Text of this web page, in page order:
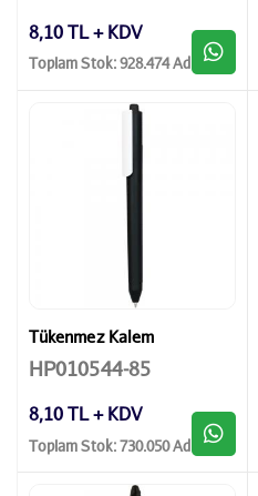
8,10 TL + KDV
Toplam Stok: 928.474 Adet
Tükenmez Kalem
HP010544-85
8,10 TL + KDV
Toplam Stok: 730.050 Adet